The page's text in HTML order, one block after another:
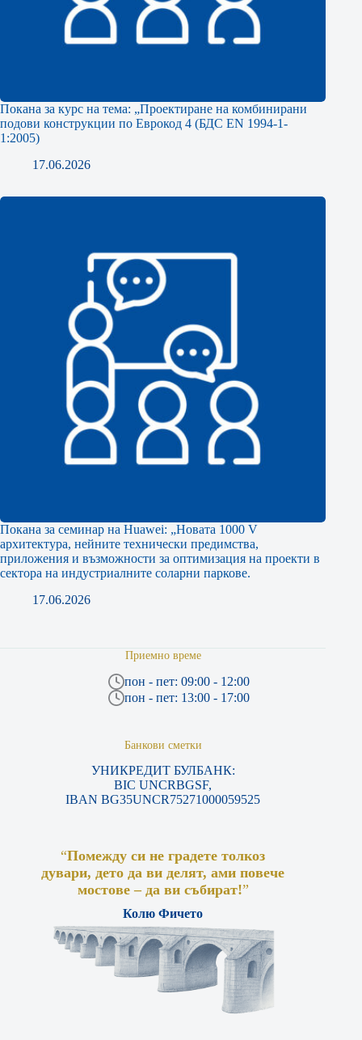
Покана за курс на тема: „Проектиране на комбинирани
подови конструкции по Еврокод 4 (БДС EN 1994-1-
1:2005)
17.06.2026
Покана за семинар на Huawei: „Новата 1000 V
архитектура, нейните технически предимства,
приложения и възможности за оптимизация на проекти в
сектора на индустриалните соларни паркове.
17.06.2026
Приемно време
пон - пет: 09:00 - 12:00
пон - пет: 13:00 - 17:00
Банкови сметки
УНИКРЕДИТ БУЛБАНК:
BIC UNCRBGSF,
IBAN BG35UNCR75271000059525
“Помежду си не градете толкоз
дувари, дето да ви делят, ами повече
мостове – да ви събират!”
Колю Фичето